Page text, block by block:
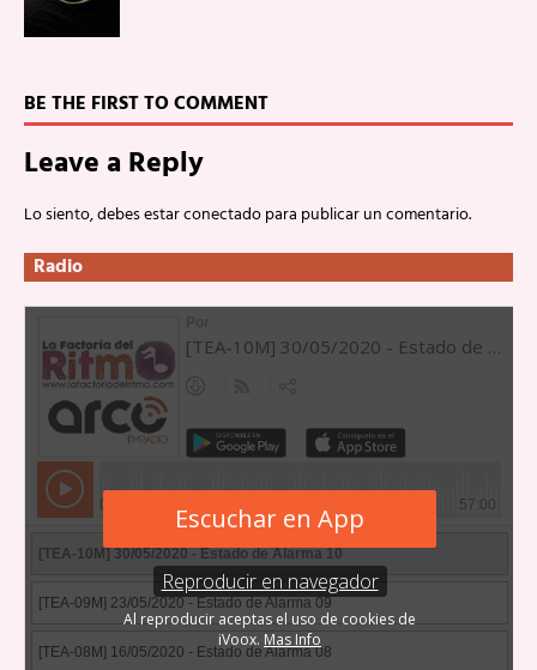
BE THE FIRST TO COMMENT
Leave a Reply
Lo siento, debes estarconectadopara publicar un comentario.
Radio